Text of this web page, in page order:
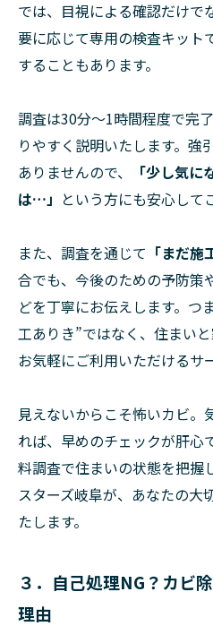
では、目視による確認だけで
要に応じて専用の検査キット
することもあります。
調査は30分～1時間程度で完
りやすく説明いたします。強
ありませんので、
「少し気
は…」 という方にも安心して
また、調査を通じて 「まだ施
合でも、今後のための予防策
どを丁寧にお伝えします。つ
工ありき”ではなく、住まい
お気軽にご利用いただけるサ
見えないからこそ怖いカビ。
れば、早めのチェックが肝心
料調査で住まいの状態を把握
スターズ岐阜が、あなたの大
たします。
３．自己処理NG？カビ
理由